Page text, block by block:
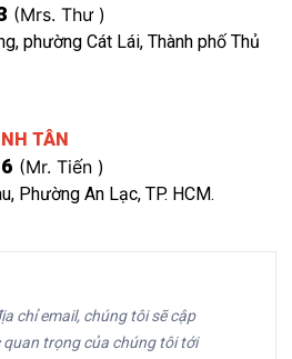
(Mrs. Thư )
phường Cát Lái, Thành phố Thủ
TÂN
(Mr. Tiến )
Phường An Lạc, TP. HCM.
chỉ email, chúng tôi sẽ cập
trọng của chúng tôi tới